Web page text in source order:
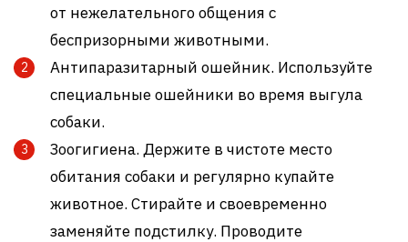
от нежелательного общения с
беспризорными животными.
Антипаразитарный ошейник. Используйте
специальные ошейники во время выгула
собаки.
Зоогигиена. Держите в чистоте место
обитания собаки и регулярно купайте
животное. Стирайте и своевременно
заменяйте подстилку. Проводите